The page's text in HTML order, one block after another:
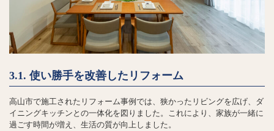
3.1. 使い勝手を改善したリフォーム
高山市で施工されたリフォーム事例では、狭かったリビングを広げ、ダ
イニングキッチンとの一体化を図りました。これにより、家族が一緒に
過ごす時間が増え、生活の質が向上しました。